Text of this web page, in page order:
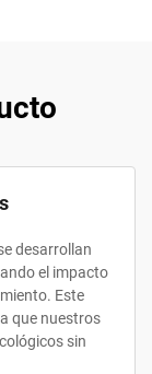
desarrollan
el impacto
Este
que nuestros
sin